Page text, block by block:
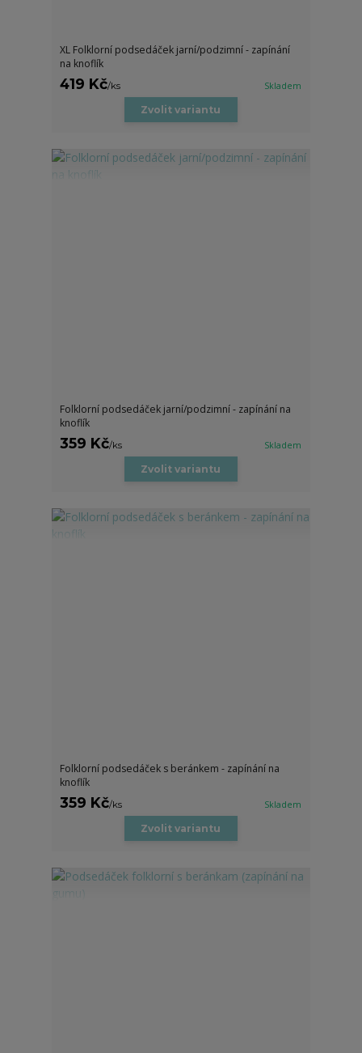
XL Folklorní podsedáček jarní/podzimní - zapínání
na knoflík
419 Kč/ks Skladem
Zvolit variantu
Folklorní podsedáček jarní/podzimní - zapínání na
knoflík
359 Kč/ks Skladem
Zvolit variantu
Folklorní podsedáček s beránkem - zapínání na
knoflík
359 Kč/ks Skladem
Zvolit variantu